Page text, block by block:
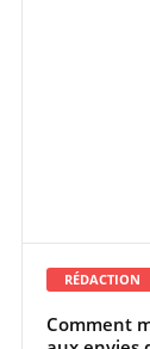
RÉDACTION
Comment